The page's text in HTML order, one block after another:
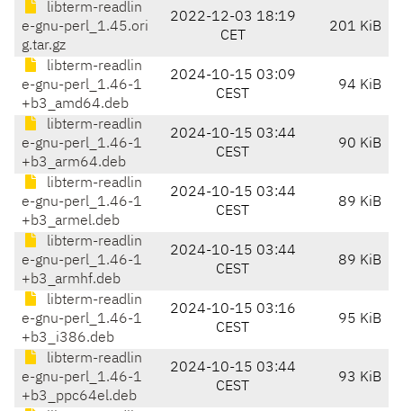
libterm-readlin
e-gnu-perl_1.45.ori
g.tar.gz
2022-12-03 18:19
CET
201 KiB
libterm-readlin
e-gnu-perl_1.46-1
+b3_amd64.deb
2024-10-15 03:09
CEST
94 KiB
libterm-readlin
e-gnu-perl_1.46-1
+b3_arm64.deb
2024-10-15 03:44
CEST
90 KiB
libterm-readlin
e-gnu-perl_1.46-1
+b3_armel.deb
2024-10-15 03:44
CEST
89 KiB
libterm-readlin
e-gnu-perl_1.46-1
+b3_armhf.deb
2024-10-15 03:44
CEST
89 KiB
libterm-readlin
e-gnu-perl_1.46-1
+b3_i386.deb
2024-10-15 03:16
CEST
95 KiB
libterm-readlin
e-gnu-perl_1.46-1
+b3_ppc64el.deb
2024-10-15 03:44
CEST
93 KiB